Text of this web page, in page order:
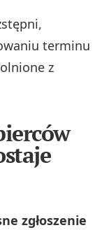
terminu
z
zgłoszenie